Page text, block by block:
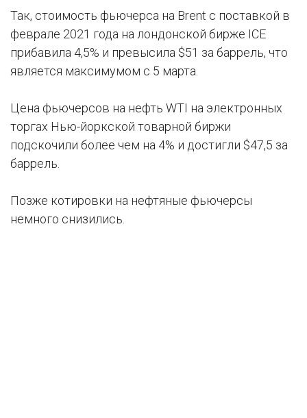
Так, стоимость фьючерса на Brent с поставкой в
феврале 2021 года на лондонской бирже ICE
прибавила 4,5% и превысила $51 за баррель, что
является максимумом с 5 марта.
Цена фьючерсов на нефть WTI на электронных
торгах Нью-йоркской товарной биржи
подскочили более чем на 4% и достигли $47,5 за
баррель.
Позже котировки на нефтяные фьючерсы
немного снизились.